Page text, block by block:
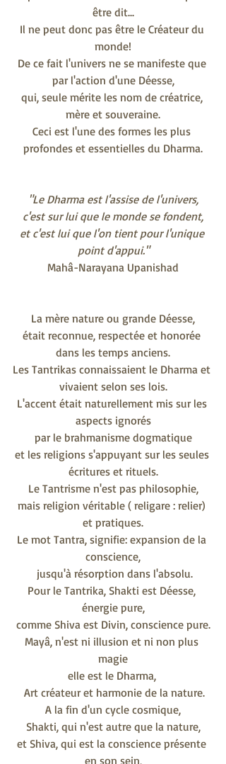
être dit...
Il ne peut donc pas être le Créateur du
monde!
De ce fait l'univers ne se manifeste que
par l'action d'une Déesse,
qui, seule mérite les nom de créatrice,
mère et souveraine.
Ceci est l'une des formes les plus
profondes et essentielles du Dharma.
"Le Dharma est l'assise de l'univers,
c'est sur lui que le monde se fondent,
et c'est lui que l'on tient pour l'unique
point d'appui."
Mahâ-Narayana Upanishad
La mère nature ou grande Déesse,
était reconnue, respectée et honorée
dans les temps anciens.
Les Tantrikas connaissaient le Dharma et
vivaient selon ses lois.
L'accent était naturellement mis sur les
aspects ignorés
par le brahmanisme dogmatique
et les religions s'appuyant sur les seules
écritures et rituels.
Le Tantrisme n'est pas philosophie,
mais religion véritable ( religare : relier)
et pratiques.
Le mot Tantra, signifie: expansion de la
conscience,
jusqu'à résorption dans l'absolu.
Pour le Tantrika, Shakti est Déesse,
énergie pure,
comme Shiva est Divin, conscience pure.
Mayâ, n'est ni illusion et ni non plus
magie
elle est le Dharma,
Art créateur et harmonie de la nature.
A la fin d'un cycle cosmique,
Shakti, qui n'est autre que la nature,
et Shiva, qui est la conscience présente
en son sein,